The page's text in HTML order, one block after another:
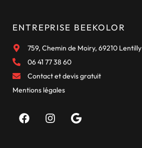
ENTREPRISE BEEKOLOR
759, Chemin de Moiry, 69210 Lentilly
06 41 77 38 60
Contact et devis gratuit
Mentions légales